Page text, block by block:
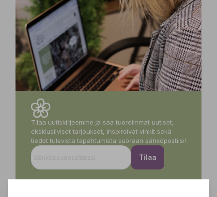
Tilaa uutiskirjeemme ja saa tuoreimmat uutiset,
eksklusiiviset tarjoukset, inspiroivat vinkit sekä
tiedot tulevista tapahtumista suoraan sähköpostiisi!
Tilaa